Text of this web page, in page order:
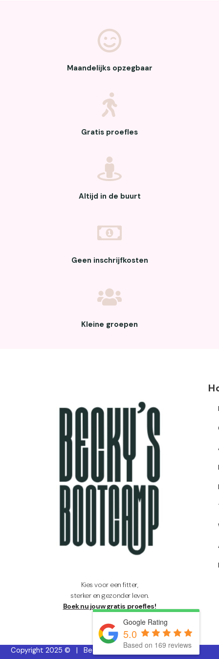
Maandelijks opzegbaar
Gratis proefles
Altijd in de buurt
Geen inschrijfkosten
Kleine groepen
Kies voor een fitter,
sterker en gezonder leven.
Boek nu jouw gratis proefles!
Copyright 2025 © | Becky’s Bootcamp | KVK
Google Rating
5.0
Based on 169 reviews